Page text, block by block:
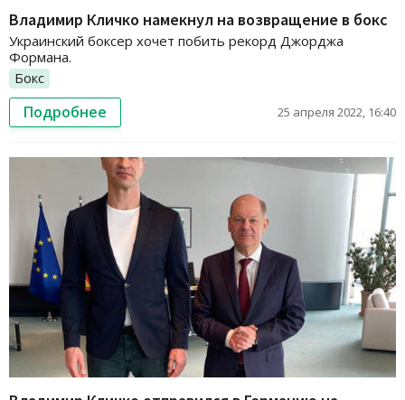
Владимир Кличко намекнул на возвращение в бокс
Украинский боксер хочет побить рекорд Джорджа
Формана.
Бокс
Подробнее 25 апреля 2022, 16:40